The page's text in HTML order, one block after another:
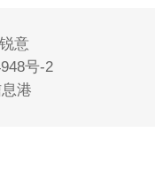
意
号-2
港